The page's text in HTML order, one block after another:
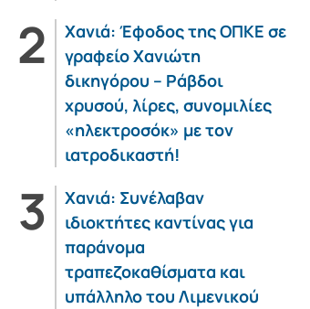
Χανιά: Έφοδος της ΟΠΚΕ σε
γραφείο Χανιώτη
δικηγόρου – Ράβδοι
χρυσού, λίρες, συνομιλίες
«ηλεκτροσόκ» με τον
ιατροδικαστή!
Χανιά: Συνέλαβαν
ιδιοκτήτες καντίνας για
παράνομα
τραπεζοκαθίσματα και
υπάλληλο του Λιμενικού